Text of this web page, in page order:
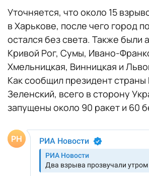
Уточняется, что около 15
в Харькове, после чего город
остался без света. Также были
Кривой Рог, Сумы, Ивано-
Хмельницкая, Винницкая и
Как сообщил президент
Зеленский, всего в сторону
запущены около 90 ракет и 60